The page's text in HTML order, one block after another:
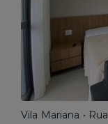
Vila Mariana •